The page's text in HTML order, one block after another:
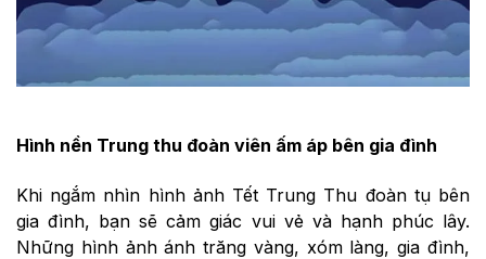
Hình nền Trung thu đoàn viên ấm áp bên gia đình
Khi ngắm nhìn hình ảnh Tết Trung Thu đoàn tụ bên
gia đình, bạn sẽ cảm giác vui vẻ và hạnh phúc lây.
Những hình ảnh ánh trăng vàng, xóm làng, gia đình,